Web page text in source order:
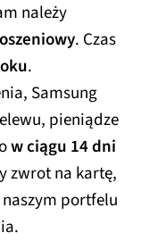
należy
. Czas
.
Samsung
pieniądze
w ciągu 14 dni
zwrot na kartę,
portfelu